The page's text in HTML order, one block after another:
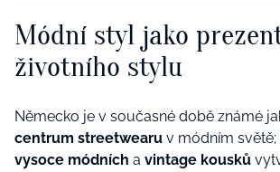
Módní styl jako
životního stylu
Německo je v současné době známé
centrum streetwearu v módním světě;
vysoce módních a vintage kousků